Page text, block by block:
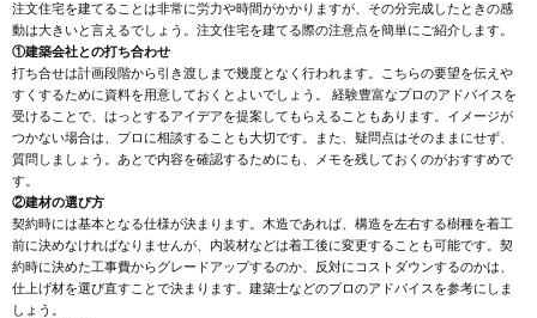
注文住宅を建てることは非常に労力や時間がかかりますが、その分完成したときの感
動は大きいと言えるでしょう。注文住宅を建てる際の注意点を簡単にご紹介します。
①建築会社との打ち合わせ
打ち合せは計画段階から引き渡しまで幾度となく行われます。こちらの要望を伝えや
すくするために資料を用意しておくとよいでしょう。 経験豊富なプロのアドバイスを
受けることで、はっとするアイデアを提案してもらえることもあります。イメージが
つかない場合は、プロに相談することも大切です。また、疑問点はそのままにせず、
質問しましょう。あとで内容を確認するためにも、メモを残しておくのがおすすめで
す。
②建材の選び方
契約時には基本となる仕様が決まります。木造であれば、構造を左右する樹種を着工
前に決めなければなりませんが、内装材などは着工後に変更することも可能です。契
約時に決めた工事費からグレードアップするのか、反対にコストダウンするのかは、
仕上げ材を選び直すことで決まります。建築士などのプロのアドバイスを参考にしま
しょう。